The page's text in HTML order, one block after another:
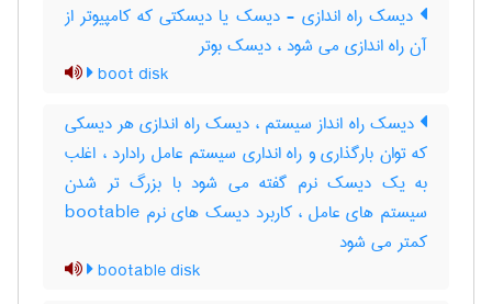
دیسک راه اندازی - دیسک یا دیسکتی که کامپیوتر از
آن راه اندازی می شود ، دیسک بوتر
boot disk
دیسک راه انداز سیستم ، دیسک راه اندازی هر دیسکی
که توان بارگذاری و راه انداری سیستم عامل رادارد ، اغلب
به یک دیسک نرم گفته می شود با بزرگ تر شدن
سیستم های عامل ، کاربرد دیسک های نرم bootable
کمتر می شود
bootable disk